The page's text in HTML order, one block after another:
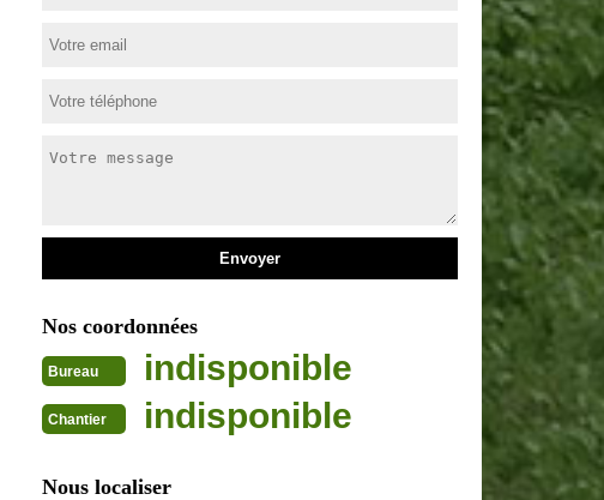
Nos coordonnées
Bureau indisponible
Chantier indisponible
Nous localiser